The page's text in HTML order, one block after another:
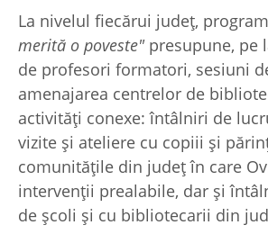
La nivelul fiecărui județ,
merită o poveste" presupune, pe
de profesori formatori, sesiuni
amenajarea centrelor de
activități conexe: întâlniri de
vizite și ateliere cu copiii și
comunitățile din județ în care
intervenții prealabile, dar și
de școli și cu bibliotecarii din